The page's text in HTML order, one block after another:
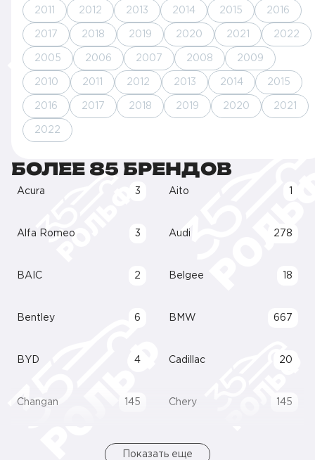
2011 2012 2013 2014 2015 2016
2017 2018 2019 2020 2021 2022
2005 2006 2007 2008 2009
2010 2011 2012 2013 2014 2015
2016 2017 2018 2019 2020 2021
2022
БОЛЕЕ 85 БРЕНДОВ
Acura 3 Aito
Alfa Romeo 3 Audi 278
BAIC 2 Belgee 18
Bentley 6 BMW 667
BYD 4 Cadillac 20
Changan 145 Chery 145
Показать еще